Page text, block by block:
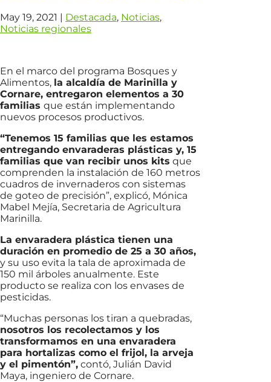
May 19, 2021 | Destacada, Noticias,
Noticias regionales
En el marco del programa Bosques y
Alimentos, la alcaldía de Marinilla y
Cornare, entregaron elementos a 30
familias que están implementando
nuevos procesos productivos.
“Tenemos 15 familias que les estamos
entregando envaraderas plásticas y, 15
familias que van recibir unos kits que
comprenden la instalación de 160 metros
cuadros de invernaderos con sistemas
de goteo de precisión”, explicó, Mónica
Mabel Mejía, Secretaria de Agricultura
Marinilla.
La envaradera plástica tienen una
duración en promedio de 25 a 30 años,
y su uso evita la tala de aproximada de
150 mil árboles anualmente. Este
producto se realiza con los envases de
pesticidas.
“Muchas personas los tiran a quebradas,
nosotros los recolectamos y los
transformamos en una envaradera
para hortalizas como el frijol, la arveja
y el pimentón”, contó, Julián David
Maya, ingeniero de Cornare.